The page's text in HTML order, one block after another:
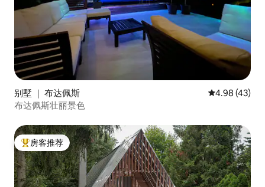
别墅 ｜ 布达佩斯 平均评分
4.98 (43)
布达佩斯壮丽景色
热门「房客推荐」
房客推荐